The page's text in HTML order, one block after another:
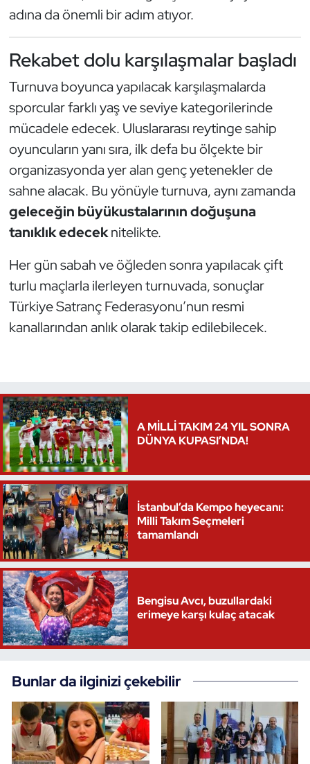
adına da önemli bir adım atıyor.
Rekabet dolu karşılaşmalar başladı
Turnuva boyunca yapılacak karşılaşmalarda
sporcular farklı yaş ve seviye kategorilerinde
mücadele edecek. Uluslararası reytinge sahip
oyuncuların yanı sıra, ilk defa bu ölçekte bir
organizasyonda yer alan genç yetenekler de
sahne alacak. Bu yönüyle turnuva, aynı zamanda
geleceğin büyükustalarının doğuşuna
tanıklık edeceknitelikte.
Her gün sabah ve öğleden sonra yapılacak çift
turlu maçlarla ilerleyen turnuvada, sonuçlar
Türkiye Satranç Federasyonu’nun resmi
kanallarından anlık olarak takip edilebilecek.
A MİLLİ TAKIM 24 YIL SONRA
DÜNYA KUPASI’NDA!
İstanbul’da Kempo heyecanı:
Milli Takım Seçmeleri
tamamlandı
Bengisu Avcı, buzullardaki
erimeye karşı kulaç atacak
Bunlar da ilginizi çekebilir